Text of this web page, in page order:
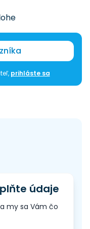
prihláste sa
údaje
my sa Vám čo